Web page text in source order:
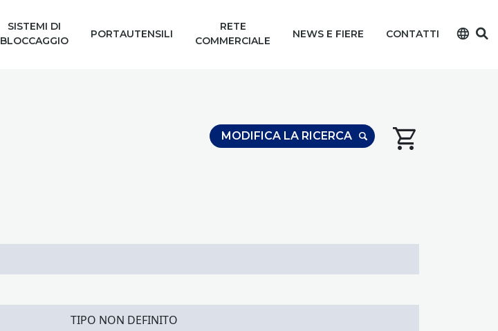
SISTEMI DI
BLOCCAGGIO
PORTAUTENSILI
RETE
COMMERCIALE
NEWS E FIERE CONTATTI language
MODIFICA LA RICERCA shopping_cart
TIPO NON DEFINITO